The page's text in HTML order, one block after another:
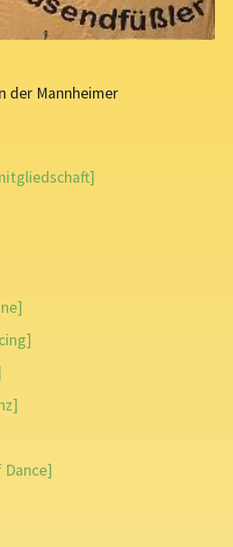
der Mannheimer